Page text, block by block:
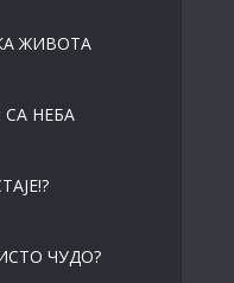
ЖИВОТА
НЕБА
ЧУДО?